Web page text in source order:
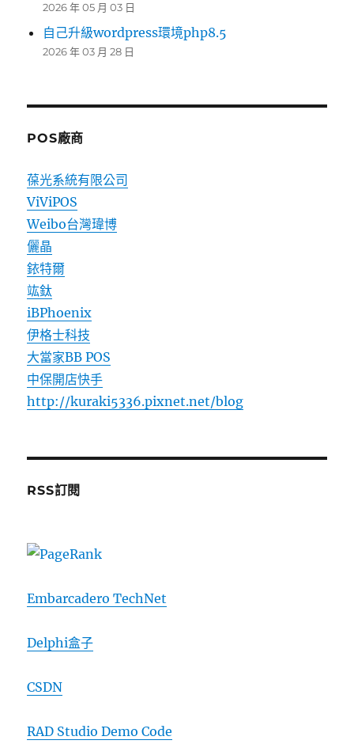
2026 年 05 月 03 日
自己升級wordpress環境php8.5
2026 年 03 月 28 日
POS廠商
葆光系統有限公司
ViViPOS
Weibo台灣瑋博
儷晶
銥特爾
竑鈦
iBPhoenix
伊格士科技
大當家BB POS
中保開店快手
http://kuraki5336.pixnet.net/blog
RSS訂閱
Embarcadero TechNet
Delphi盒子
CSDN
RAD Studio Demo Code